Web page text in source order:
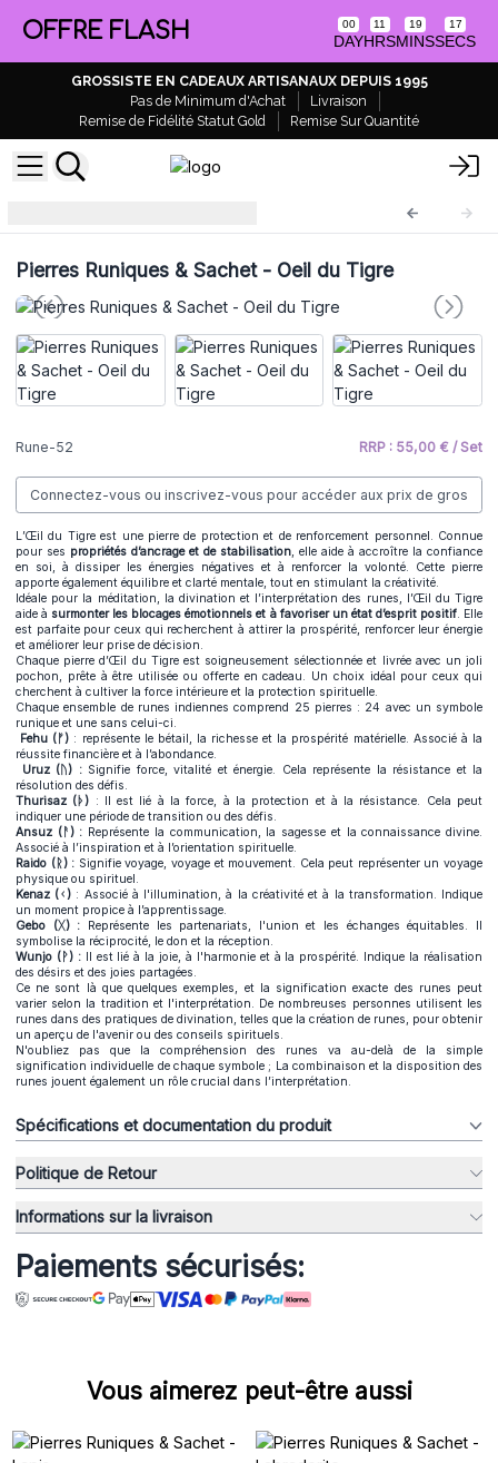
OFFRE FLASH 00
DAY
11
HRS
19
MINS
17
SECS
GROSSISTE EN CADEAUX ARTISANAUX DEPUIS 1995
Pas de Minimum d'Achat
Livraison
Remise de Fidélité Statut Gold
Remise Sur Quantité
Pierres Runiques & Sachet - Oeil du Tigre
Rune-52 RRP : 55,00 € / Set
Connectez-vous ou inscrivez-vous pour accéder aux prix de gros
L’Œil du Tigre est une pierre de protection et de renforcement personnel. Connue
pour ses propriétés d’ancrage et de stabilisation, elle aide à accroître la confiance
en soi, à dissiper les énergies négatives et à renforcer la volonté. Cette pierre
apporte également équilibre et clarté mentale, tout en stimulant la créativité.
Idéale pour la méditation, la divination et l’interprétation des runes, l’Œil du Tigre
aide à surmonter les blocages émotionnels et à favoriser un état d’esprit positif. Elle
est parfaite pour ceux qui recherchent à attirer la prospérité, renforcer leur énergie
et améliorer leur prise de décision.
Chaque pierre d’Œil du Tigre est soigneusement sélectionnée et livrée avec un joli
pochon, prête à être utilisée ou offerte en cadeau. Un choix idéal pour ceux qui
cherchent à cultiver la force intérieure et la protection spirituelle.
Chaque ensemble de runes indiennes comprend 25 pierres : 24 avec un symbole
runique et une sans celui-ci.
Fehu (ᚠ) : représente le bétail, la richesse et la prospérité matérielle. Associé à la
réussite financière et à l’abondance.
Uruz (ᚢ) :Signifie force, vitalité et énergie. Cela représente la résistance et la
résolution des défis.
Thurisaz (ᚦ) : Il est lié à la force, à la protection et à la résistance. Cela peut
indiquer une période de transition ou des défis.
Ansuz (ᚨ) : Représente la communication, la sagesse et la connaissance divine.
Associé à l’inspiration et à l’orientation spirituelle.
Raido (ᚱ) : Signifie voyage, voyage et mouvement. Cela peut représenter un voyage
physique ou spirituel.
Kenaz (ᚲ) : Associé à l'illumination, à la créativité et à la transformation. Indique
un moment propice à l’apprentissage.
Gebo (ᚷ) : Représente les partenariats, l'union et les échanges équitables. Il
symbolise la réciprocité, le don et la réception.
Wunjo (ᚹ) :Il est lié à la joie, à l'harmonie et à la prospérité. Indique la réalisation
des désirs et des joies partagées.
Ce ne sont là que quelques exemples, et la signification exacte des runes peut
varier selon la tradition et l'interprétation. De nombreuses personnes utilisent les
runes dans des pratiques de divination, telles que la création de runes, pour obtenir
un aperçu de l'avenir ou des conseils spirituels.
N'oubliez pas que la compréhension des runes va au-delà de la simple
signification individuelle de chaque symbole ; La combinaison et la disposition des
runes jouent également un rôle crucial dans l’interprétation.
Spécifications et documentation du produit
Politique de Retour
Informations sur la livraison
Paiements sécurisés:
Vous aimerez peut-être aussi